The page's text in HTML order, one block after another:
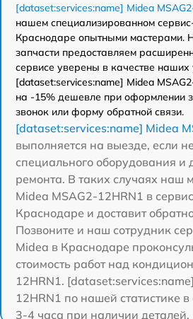
[dataset:services:name] Midea
нашем специализированном
Краснодаре опытными мастерами.
запчасти предоставляем
сервисе уверены в качестве наших
[dataset:services:name] Midea
на -15% дешевле при оформлении
звонок или форму обратной связи.
[dataset:services:name] Midea
выполняется на выезде, если
специального оборудования и
ремонта. В таких случаях наш
Midea MSAG2-12HRN1 в
Краснодаре и доставит
Позвоните и наш сотрудник
Midea в Краснодаре
стоимость работ над
12HRN1.
12HRN1 по нашей статистике
3-4 часа при наличии деталей.